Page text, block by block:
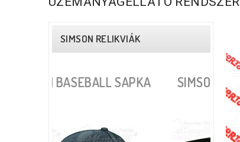
SIMSON RELIKVIÁK
SIMSON NAPSZEMÜVEG